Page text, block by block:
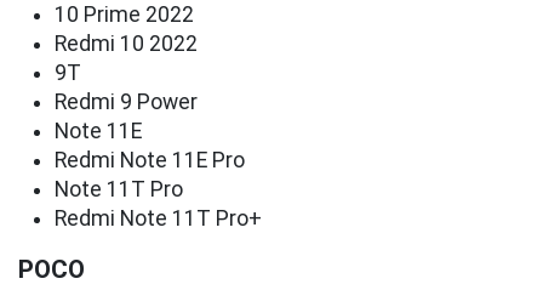
10 Prime 2022
Redmi 10 2022
9T
Redmi 9 Power
Note 11E
Redmi Note 11E Pro
Note 11T Pro
Redmi Note 11T Pro+
POCO